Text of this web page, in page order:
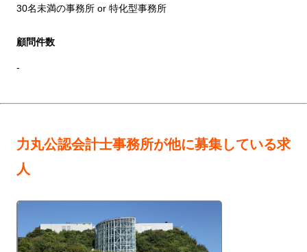
30名未満の事務所 or 特化型事務所
顧問件数
-
力丸公認会計士事務所が他に募集している求
人